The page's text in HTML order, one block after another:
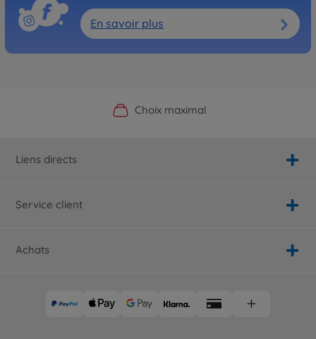
En savoir plus
Boutique officielle du fabricant
Choix maximal
Service personnalisé
Livraison rapide
Liens directs
Service client
Achats